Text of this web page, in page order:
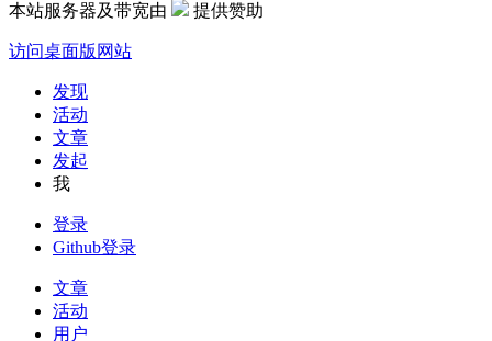
本站服务器及带宽由 提供赞助
访问桌面版网站
发现
活动
文章
发起
我
登录
Github登录
文章
活动
用户